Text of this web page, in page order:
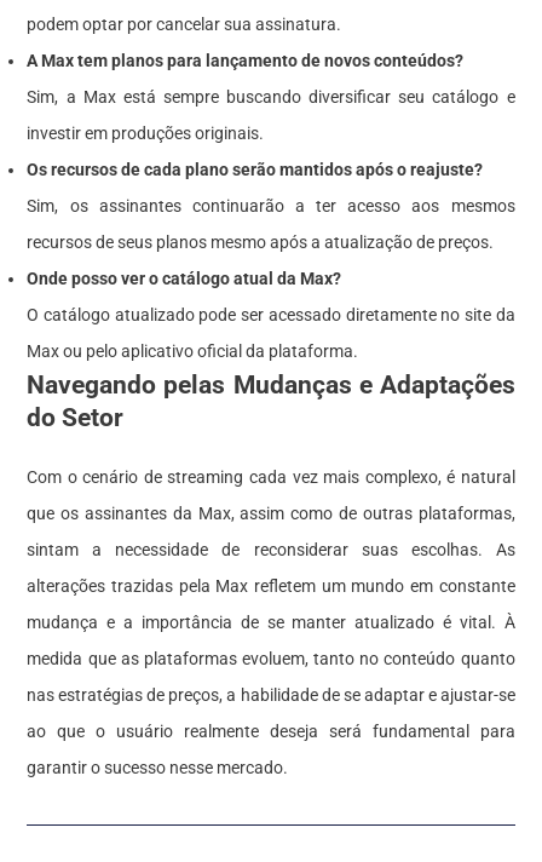
podem optar por cancelar sua assinatura.
A Max tem planos para lançamento de novos conteúdos?
Sim, a Max está sempre buscando diversificar seu catálogo e
investir em produções originais.
Os recursos de cada plano serão mantidos após o reajuste?
Sim, os assinantes continuarão a ter acesso aos mesmos
recursos de seus planos mesmo após a atualização de preços.
Onde posso ver o catálogo atual da Max?
O catálogo atualizado pode ser acessado diretamente no site da
Max ou pelo aplicativo oficial da plataforma.
Navegando pelas Mudanças e Adaptações
do Setor
Com o cenário de streaming cada vez mais complexo, é natural
que os assinantes da Max, assim como de outras plataformas,
sintam a necessidade de reconsiderar suas escolhas. As
alterações trazidas pela Max refletem um mundo em constante
mudança e a importância de se manter atualizado é vital. À
medida que as plataformas evoluem, tanto no conteúdo quanto
nas estratégias de preços, a habilidade de se adaptar e ajustar-se
ao que o usuário realmente deseja será fundamental para
garantir o sucesso nesse mercado.